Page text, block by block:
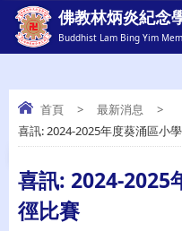
佛教林炳炎紀念
Buddhist Lam Bing Yim
喜訊: 2024-2025
首頁 > 最新消息
>
喜訊: 2024-2025年度葵涌區小
喜訊: 2024-2025
徑比賽